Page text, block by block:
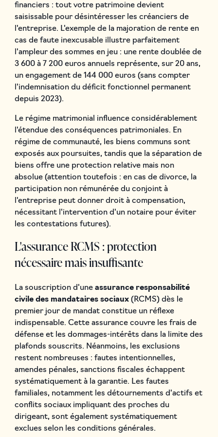
financiers : tout votre patrimoine devient
saisissable pour désintéresser les créanciers de
l'entreprise. L'exemple de la majoration de rente en
cas de faute inexcusable illustre parfaitement
l'ampleur des sommes en jeu : une rente doublée de
3 600 à 7 200 euros annuels représente, sur 20 ans,
un engagement de 144 000 euros (sans compter
l'indemnisation du déficit fonctionnel permanent
depuis 2023).
Le régime matrimonial influence considérablement
l'étendue des conséquences patrimoniales. En
régime de communauté, les biens communs sont
exposés aux poursuites, tandis que la séparation de
biens offre une protection relative mais non
absolue (attention toutefois : en cas de divorce, la
participation non rémunérée du conjoint à
l'entreprise peut donner droit à compensation,
nécessitant l'intervention d'un notaire pour éviter
les contestations futures).
L'assurance RCMS : protection
nécessaire mais insuffisante
La souscription d'une assurance responsabilité
civile des mandataires sociaux(RCMS) dès le
premier jour de mandat constitue un réflexe
indispensable. Cette assurance couvre les frais de
défense et les dommages-intérêts dans la limite des
plafonds souscrits. Néanmoins, les exclusions
restent nombreuses : fautes intentionnelles,
amendes pénales, sanctions fiscales échappent
systématiquement à la garantie. Les fautes
familiales, notamment les détournements d'actifs et
conflits sociaux impliquant des proches du
dirigeant, sont également systématiquement
exclues selon les conditions générales.